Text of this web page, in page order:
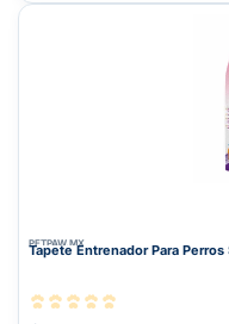
PETPAW.MX
Tapete Entrenador Para Perros